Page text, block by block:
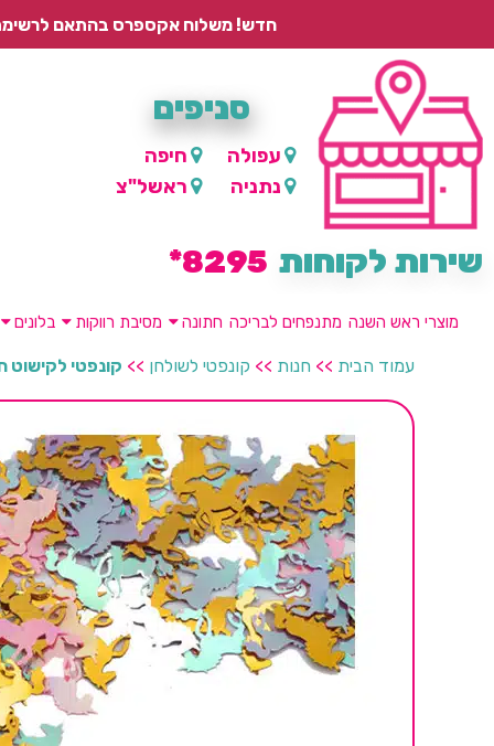
חדש! משלוח אקספרס בהתאם לרשימת היישובים – עד 2 ימי עסקים, ועד 4 ימי עסקים למוצרים
סניפים
עפולה
חיפה
נתניה
ראשל"צ
שירות לקוחות 8295*
מוצרי ראש השנה מתנפחים לבריכה חתונה מסיבת רווקות בלונים
עמוד הבית >> חנות >> קונפטי לשולחן >> קונפטי לקישוט